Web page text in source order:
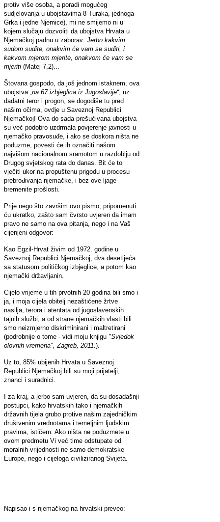
protiv više osoba, a poradi mogućeg
sudjelovanja u ubojstavima 8 Turaka, jednoga
Grka i jedne Njemice), mi ne smijemo ni u
kojem slučaju dozvoliti da ubojstva Hrvata u
Njemačkoj padnu u zaborav: Jerbo kakvim
sudom sudite, onakvim će vam se suditi, i
kakvom mjerom mjerite, onakvom će vam se
mjeriti (Matej 7,2)...
Štovana gospodo, da još jednom istaknem, ova
ubojstva „na 67 izbjeglica iz Jugoslavije“, uz
dadatni teror i progon, se dogodiše tu pred
našim očima, ovdje u Saveznoj Republici
Njemačkoj! Ova do sada prešućivana ubojstva
su već podobro uzdrmala povjerenje javnosti u
njemačko pravosuđe, i ako se doskora ništa ne
poduzme, povesti će ih označiti našom
najvišom nacionalnom sramotom u razdoblju od
Drugog svjetskog rata do danas. Bit će to
vječiti ukor na propuštenu prigodu u procesu
prebrođivanja njemačke, i bez ove ljage
bremenite prošlosti.
Prije nego što završim ovo pismo, pripomenuti
ću ukratko, zašto sam čvrsto uvjeren da imam
pravo ne samo na ova pitanja, nego i na Vaš
cijenjeni odgovor:
Kao Egzil-Hrvat živim od 1972. godine u
Saveznoj Republici Njemačkoj, dva desetljeća
sa statusom političkog izbjeglice, a potom kao
njemački državljanin.
Cijelo vrijeme u tih prvotnih 20 godina bili smo i
ja, i moja cijela obitelj nezaštićene žrtve
nasilja, terora i atentata od jugoslavenskih
tajnih službi, a od strane njemačkih vlasti bili
smo neizmjerno diskriminirani i maltretirani
(podrobnije o tome - vidi moju knjigu "Svjedok
olovnih vremena", Zagreb, 2011. ).
Uz to, 85% ubijenih Hrvata u Saveznoj
Republici Njemačkoj bili su moji prijatelji,
znanci i suradnici.
I za kraj, a jerbo sam uvjeren, da su dosadašnji
postupci, kako hrvatskih tako i njemačkih
državnih tijela grubo protive našim zajedničkim
društvenim vrednotama i temeljnim ljudskim
pravima, ističem: Ako ništa ne poduzmete u
ovom predmetu Vi već time odstupate od
moralnih vrijednosti ne samo demokratske
Europe, nego i cijeloga civiliziranog Svijeta.
Napisao i s njemačkog na hrvatski preveo: